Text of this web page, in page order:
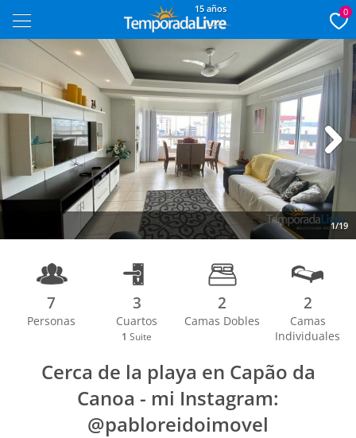
15 años 0
1/19
Next
7
Personas
3
Cuartos
1 Suite
2
Camas Dobles
2
Camas
Individuales
Cerca de la playa en Capão da
Canoa - mi Instagram:
@pabloreidoimovel